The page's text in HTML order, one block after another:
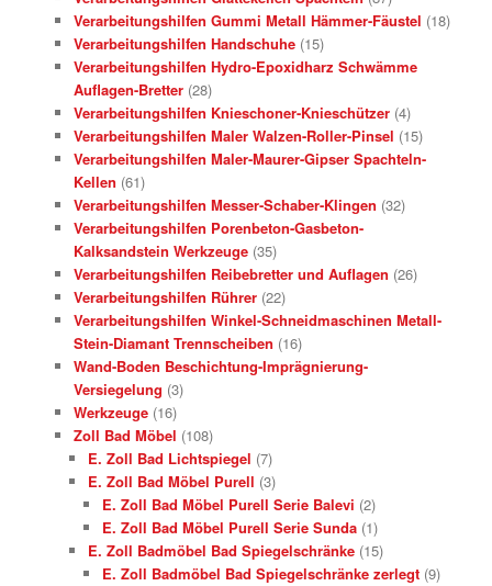
Verarbeitungshilfen Gummi Metall Hämmer-Fäustel (18)
Verarbeitungshilfen Handschuhe (15)
Verarbeitungshilfen Hydro-Epoxidharz Schwämme
Auflagen-Bretter (28)
Verarbeitungshilfen Knieschoner-Knieschützer (4)
Verarbeitungshilfen Maler Walzen-Roller-Pinsel (15)
Verarbeitungshilfen Maler-Maurer-Gipser Spachteln-
Kellen (61)
Verarbeitungshilfen Messer-Schaber-Klingen (32)
Verarbeitungshilfen Porenbeton-Gasbeton-
Kalksandstein Werkzeuge (35)
Verarbeitungshilfen Reibebretter und Auflagen (26)
Verarbeitungshilfen Rührer (22)
Verarbeitungshilfen Winkel-Schneidmaschinen Metall-
Stein-Diamant Trennscheiben (16)
Wand-Boden Beschichtung-Imprägnierung-
Versiegelung (3)
Werkzeuge (16)
Zoll Bad Möbel (108)
E. Zoll Bad Lichtspiegel (7)
E. Zoll Bad Möbel Purell (3)
E. Zoll Bad Möbel Purell Serie Balevi (2)
E. Zoll Bad Möbel Purell Serie Sunda (1)
E. Zoll Badmöbel Bad Spiegelschränke (15)
E. Zoll Badmöbel Bad Spiegelschränke zerlegt (9)